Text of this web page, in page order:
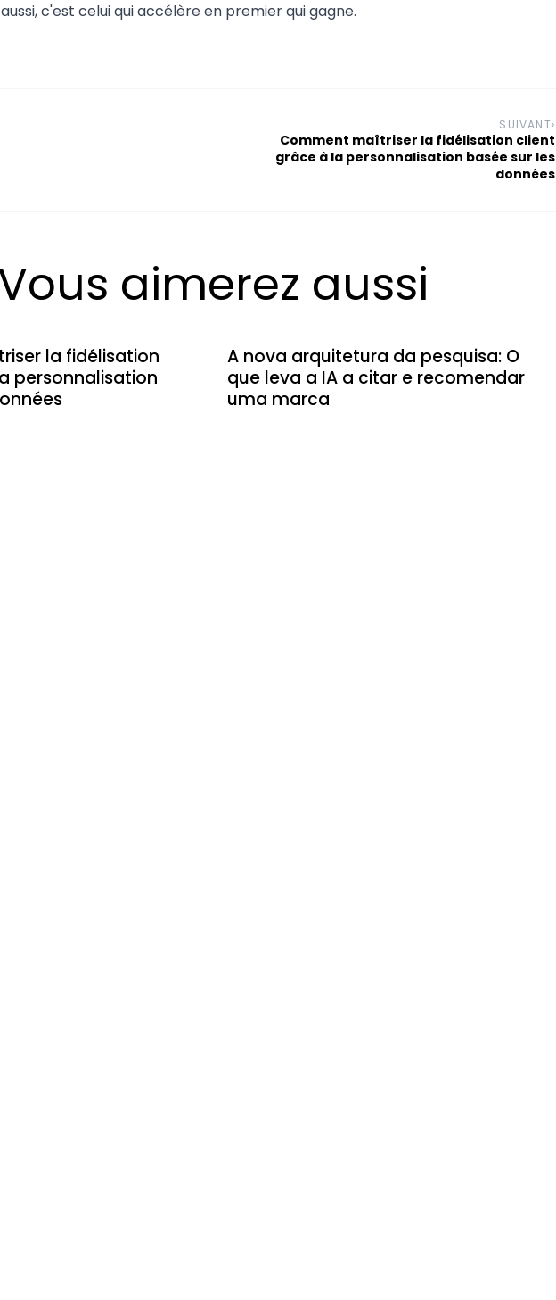
c'est celui qui accélère en premier qui gagne.
SUIVANT›
Comment maîtriser la fidélisation client
grâce à la personnalisation basée sur les
données
aimerez aussi
la fidélisation
personnalisation
A nova arquitetura da pesquisa: O
que leva a IA a citar e recomendar
uma marca